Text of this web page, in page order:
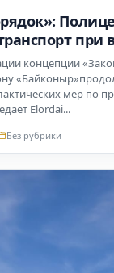
при
концепции
мер по
Elordai...
Без рубрики